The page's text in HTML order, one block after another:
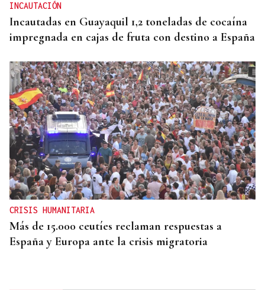
INCAUTACIÓN
Incautadas en Guayaquil 1,2 toneladas de cocaína
impregnada en cajas de fruta con destino a España
CRISIS HUMANITARIA
Más de 15.000 ceutíes reclaman respuestas a
España y Europa ante la crisis migratoria